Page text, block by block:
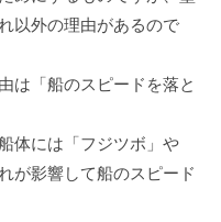
以外の理由があるので
は「船のスピードを落と
体には「フジツボ」や
が影響して船のスピード